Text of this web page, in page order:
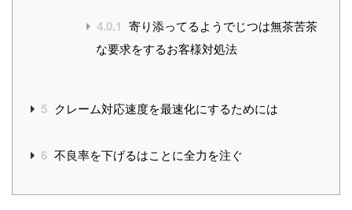
4.0.1 寄り添ってるようでじつは無茶苦茶
な要求をするお客様対処法
5 クレーム対応速度を最速化にするためには
6 不良率を下げるはことに全力を注ぐ